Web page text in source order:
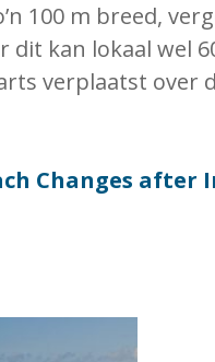
100 m breed,
dit kan lokaal wel
verplaatst over
Changes